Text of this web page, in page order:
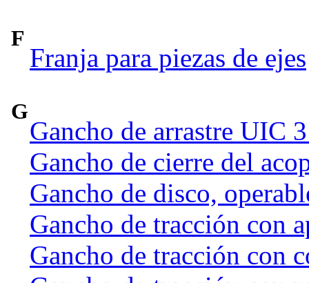
F
Franja para piezas de ejes
G
Gancho de arrastre UIC
Gancho de cierre del
Gancho de disco,
Gancho de tracción con
Gancho de tracción con